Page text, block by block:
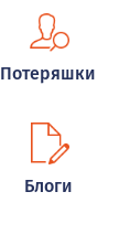
Потеряшки
Блоги